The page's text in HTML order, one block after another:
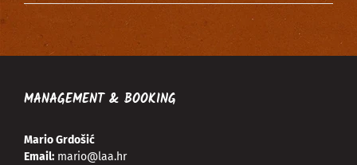
MANAGEMENT & BOOKING
Mario Grdošić
Email: mario@laa.hr